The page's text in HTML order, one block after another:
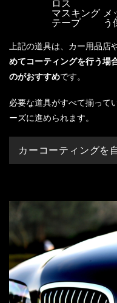
ロス
マスキング
テープ
メ
う
上記の道具は、カー用品店
めてコーティングを行う場
のがおすすめです。
必要な道具がすべて揃って
ーズに進められます。
カーコーティングを